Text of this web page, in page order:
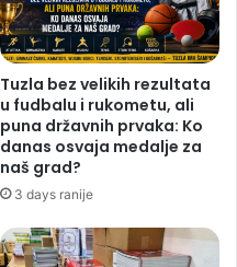
Tuzla bez velikih rezultata
u fudbalu i rukometu, ali
puna državnih prvaka: Ko
danas osvaja medalje za
naš grad?
3 days ranije